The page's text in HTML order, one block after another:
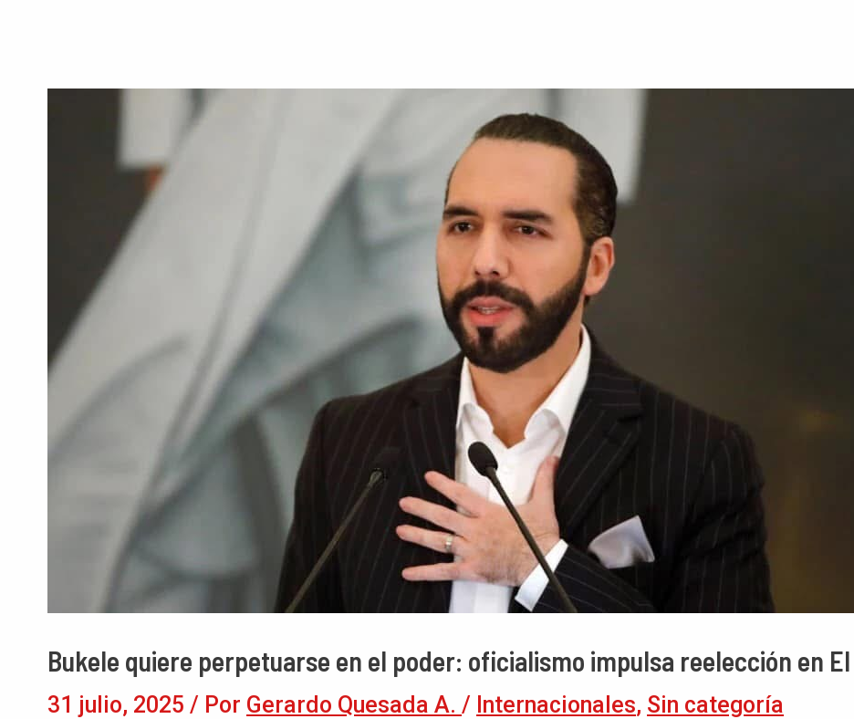
Bukele quiere perpetuarse en el poder: oficialismo impulsa reelección en
31 julio, 2025 / Por Gerardo Quesada A. / Internacionales, Sin categoría